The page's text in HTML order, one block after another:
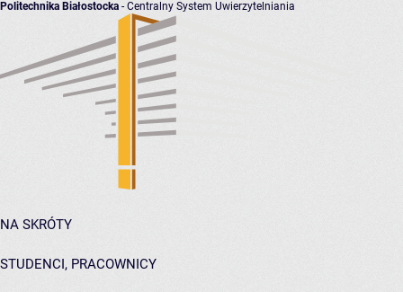
Politechnika Białostocka - Centralny System Uwierzytelniania
NA SKRÓTY
STUDENCI, PRACOWNICY